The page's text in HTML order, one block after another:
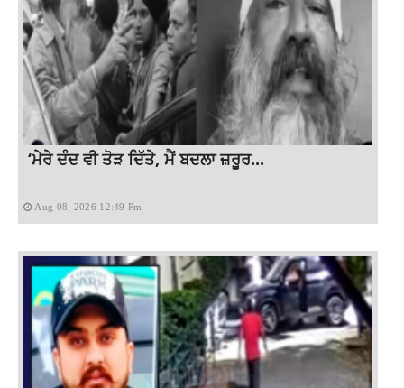
‘ਮੇਰੇ ਦੰਦ ਵੀ ਤੋੜ ਦਿੱਤੇ, ਮੈਂ ਬਦਲਾ ਜ਼ਰੂਰ...
Aug 08, 2026 12:49 Pm